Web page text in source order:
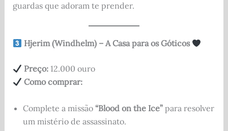
guardas que adoram te prender.
Hjerim (Windhelm) – A Casa para os Góticos
Preço:12.000 ouro
Como comprar:
Complete a missão “Blood on the Ice”para resolver
um mistério de assassinato.